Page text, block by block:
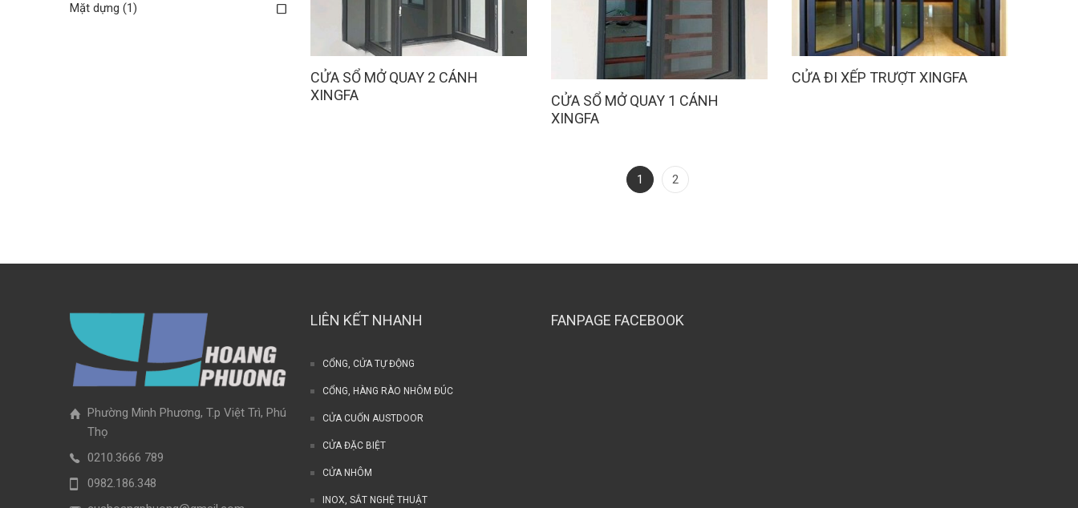
CỬA SỔ MỞ QUAY 2 CÁNH
XINGFA
CỬA SỔ MỞ QUAY 1 CÁNH
XINGFA
CỬA ĐI XẾP TRƯỢT XINGFA
1 2
Mặt dựng (1)
Phường Minh Phương, T.p Việt Trì, Phú
Thọ
0210.3666 789
0982.186.348
LIÊN KẾT NHANH
CỔNG, CỬA TỰ ĐỘNG
CỔNG, HÀNG RÀO NHÔM ĐÚC
CỬA CUỐN AUSTDOOR
CỬA ĐẶC BIỆT
CỬA NHÔM
INOX, SẮT NGHỆ THUẬT
FANPAGE FACEBOOK